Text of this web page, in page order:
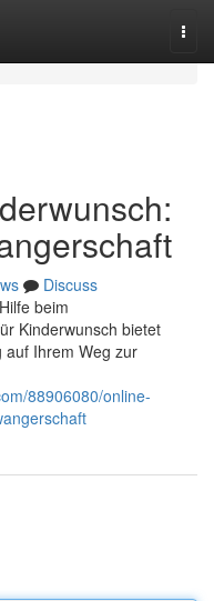
Discuss
beim
Kinderwunsch bietet
auf Ihrem Weg zur
88906080/online-